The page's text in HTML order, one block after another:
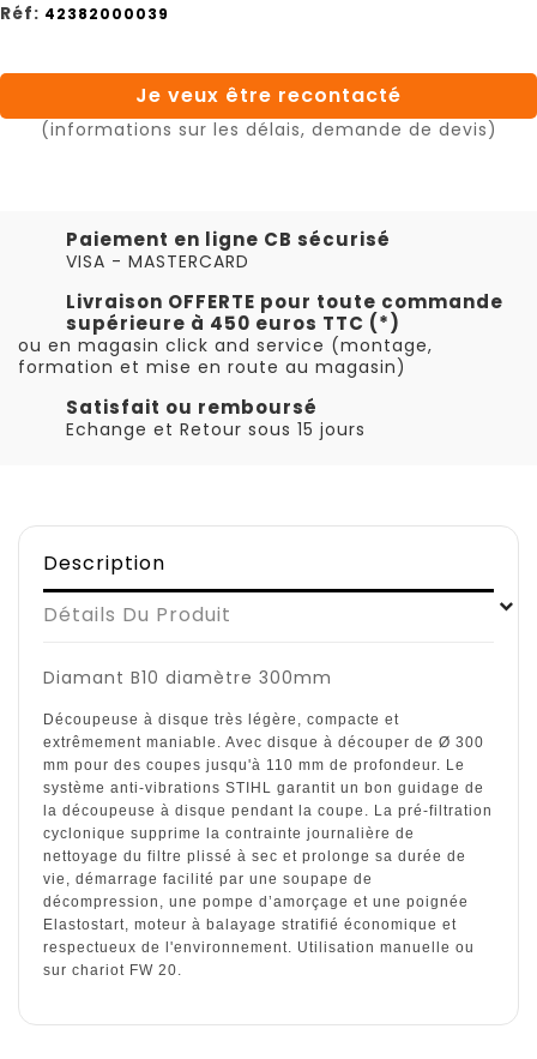
Réf: 42382000039
Je veux être recontacté
(informations sur les délais, demande de devis)
Paiement en ligne CB sécurisé
VISA - MASTERCARD
Livraison OFFERTE pour toute commande
supérieure à 450 euros TTC (*)
ou en magasin click and service (montage,
formation et mise en route au magasin)
Satisfait ou remboursé
Echange et Retour sous 15 jours
Description
Détails Du Produit
Diamant B10 diamètre 300mm
Découpeuse à disque très légère, compacte et
extrêmement maniable. Avec disque à découper de Ø 300
mm pour des coupes jusqu'à 110 mm de profondeur. Le
système anti-vibrations STIHL garantit un bon guidage de
la découpeuse à disque pendant la coupe. La pré-filtration
cyclonique supprime la contrainte journalière de
nettoyage du filtre plissé à sec et prolonge sa durée de
vie, démarrage facilité par une soupape de
décompression, une pompe d’amorçage et une poignée
Elastostart, moteur à balayage stratifié économique et
respectueux de l'environnement. Utilisation manuelle ou
sur chariot FW 20.